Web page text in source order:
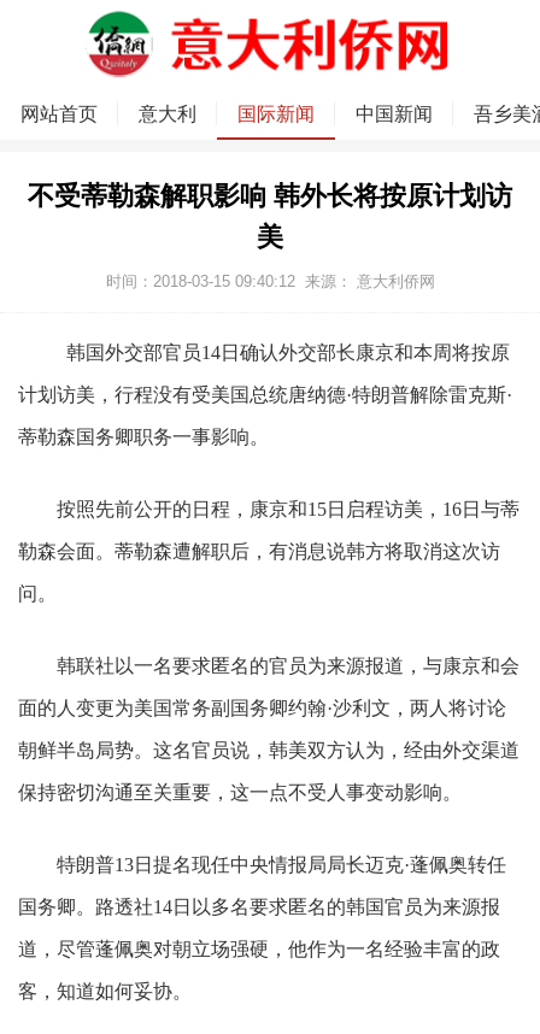
网站首页 意大利 国际新闻 中国新闻 吾乡美
不受蒂勒森解职影响 韩外长将按原计划访
美
时间：2018-03-15 09:40:12 来源： 意大利侨网
韩国外交部官员14日确认外交部长康京和本周将按原
计划访美，行程没有受美国总统唐纳德·特朗普解除雷克斯·
蒂勒森国务卿职务一事影响。
按照先前公开的日程，康京和15日启程访美，16日与蒂
勒森会面。蒂勒森遭解职后，有消息说韩方将取消这次访
问。
韩联社以一名要求匿名的官员为来源报道，与康京和会
面的人变更为美国常务副国务卿约翰·沙利文，两人将讨论
朝鲜半岛局势。这名官员说，韩美双方认为，经由外交渠道
保持密切沟通至关重要，这一点不受人事变动影响。
特朗普13日提名现任中央情报局局长迈克·蓬佩奥转任
国务卿。路透社14日以多名要求匿名的韩国官员为来源报
道，尽管蓬佩奥对朝立场强硬，他作为一名经验丰富的政
客，知道如何妥协。